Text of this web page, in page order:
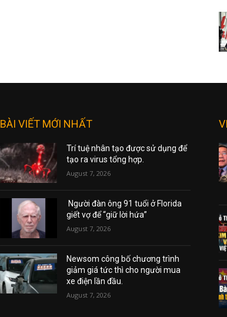
BÀI VIẾT MỚI NHẤT
Trí tuệ nhân tạo được sử dụng để
tạo ra virus tổng hợp.
August 7, 2026
Người đàn ông 91 tuổi ở Florida
giết vợ để “giữ lời hứa”
August 7, 2026
Newsom công bố chương trình
giảm giá tức thì cho người mua
xe điện lần đầu.
August 7, 2026